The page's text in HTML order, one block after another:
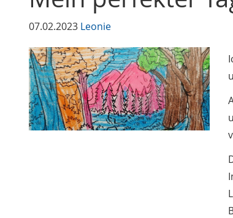
07.02.2023 Leonie